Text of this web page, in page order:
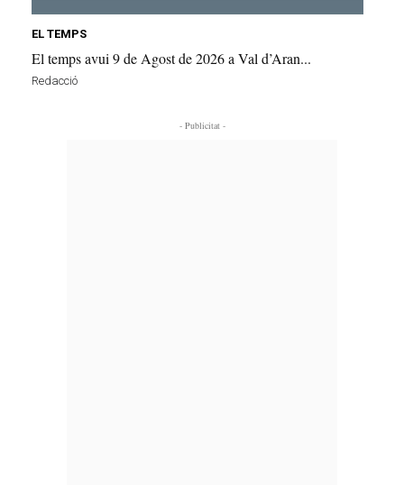
EL TEMPS
El temps avui 9 de Agost de 2026 a Val d’Aran...
Redacció
- Publicitat -